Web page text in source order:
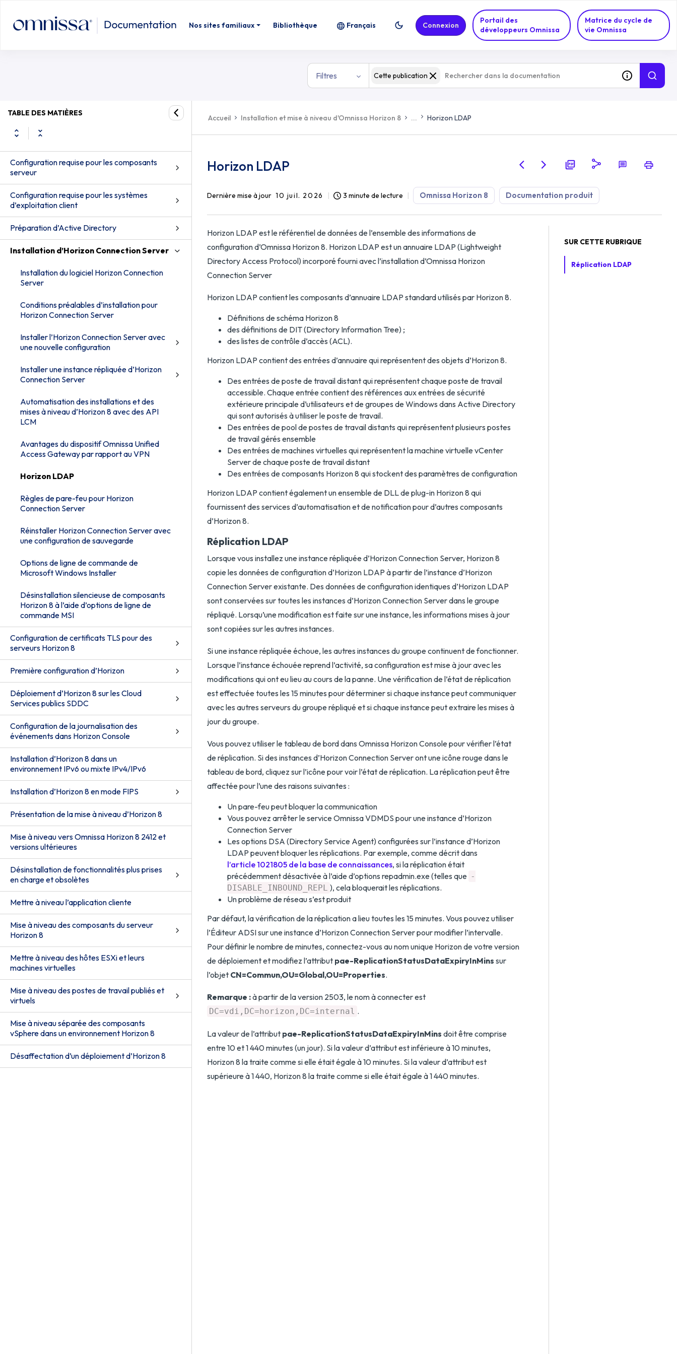
Nos sites familiaux Bibliothèque
Portail des
développeurs Omnissa
Matrice du cycle de
vie Omnissa
Français Connexion
Filtres Cette publication
TABLE DES MATIÈRES
Configuration requise pour les composants
serveur
Configuration requise pour les systèmes
d’exploitation client
Préparation d’Active Directory
Installation d’Horizon Connection Server
Installation du logiciel Horizon Connection
Server
Conditions préalables d’installation pour
Horizon Connection Server
Installer l’Horizon Connection Server avec
une nouvelle configuration
Installer une instance répliquée d’Horizon
Connection Server
Automatisation des installations et des
mises à niveau d’Horizon 8 avec des API
LCM
Avantages du dispositif Omnissa Unified
Access Gateway par rapport au VPN
Horizon LDAP
Règles de pare-feu pour Horizon
Connection Server
Réinstaller Horizon Connection Server avec
une configuration de sauvegarde
Options de ligne de commande de
Microsoft Windows Installer
Désinstallation silencieuse de composants
Horizon 8 à l’aide d’options de ligne de
commande MSI
Configuration de certificats TLS pour des
serveurs Horizon 8
Première configuration d’Horizon
Déploiement d’Horizon 8 sur les Cloud
Services publics SDDC
Configuration de la journalisation des
événements dans Horizon Console
Installation d’Horizon 8 dans un
environnement IPv6 ou mixte IPv4/IPv6
Installation d’Horizon 8 en mode FIPS
Présentation de la mise à niveau d’Horizon 8
Mise à niveau vers Omnissa Horizon 8 2412 et
versions ultérieures
Désinstallation de fonctionnalités plus prises
en charge et obsolètes
Mettre à niveau l’application cliente
Mise à niveau des composants du serveur
Horizon 8
Mettre à niveau des hôtes ESXi et leurs
machines virtuelles
Mise à niveau des postes de travail publiés et
virtuels
Mise à niveau séparée des composants
vSphere dans un environnement Horizon 8
Désaffectation d’un déploiement d’Horizon 8
Accueil Installation et mise à niveau d'Omnissa Horizon 8 ... Horizon LDAP
Horizon LDAP
Dernière mise à jour 10 juil. 2026 3 minute de lecture Omnissa Horizon 8 Documentation produit
Horizon LDAP est le référentiel de données de l’ensemble des informations de
configuration d’Omnissa Horizon 8. Horizon LDAP est un annuaire LDAP (Lightweight
Directory Access Protocol) incorporé fourni avec l’installation d’Omnissa Horizon
Connection Server
Horizon LDAP contient les composants d’annuaire LDAP standard utilisés par Horizon 8.
Définitions de schéma Horizon 8
des définitions de DIT (Directory Information Tree) ;
des listes de contrôle d’accès (ACL).
Horizon LDAP contient des entrées d’annuaire qui représentent des objets d’Horizon 8.
Des entrées de poste de travail distant qui représentent chaque poste de travail
accessible. Chaque entrée contient des références aux entrées de sécurité
extérieure principale d’utilisateurs et de groupes de Windows dans Active Directory
qui sont autorisés à utiliser le poste de travail.
Des entrées de pool de postes de travail distants qui représentent plusieurs postes
de travail gérés ensemble
Des entrées de machines virtuelles qui représentent la machine virtuelle vCenter
Server de chaque poste de travail distant
Des entrées de composants Horizon 8 qui stockent des paramètres de configuration
Horizon LDAP contient également un ensemble de DLL de plug-in Horizon 8 qui
fournissent des services d’automatisation et de notification pour d’autres composants
d’Horizon 8.
Réplication LDAP
Lorsque vous installez une instance répliquée d’Horizon Connection Server, Horizon 8
copie les données de configuration d’Horizon LDAP à partir de l’instance d’Horizon
Connection Server existante. Des données de configuration identiques d’Horizon LDAP
sont conservées sur toutes les instances d’Horizon Connection Server dans le groupe
répliqué. Lorsqu’une modification est faite sur une instance, les informations mises à jour
sont copiées sur les autres instances.
Si une instance répliquée échoue, les autres instances du groupe continuent de fonctionner.
Lorsque l’instance échouée reprend l’activité, sa configuration est mise à jour avec les
modifications qui ont eu lieu au cours de la panne. Une vérification de l’état de réplication
est effectuée toutes les 15 minutes pour déterminer si chaque instance peut communiquer
avec les autres serveurs du groupe répliqué et si chaque instance peut extraire les mises à
jour du groupe.
Vous pouvez utiliser le tableau de bord dans Omnissa Horizon Console pour vérifier l’état
de réplication. Si des instances d’Horizon Connection Server ont une icône rouge dans le
tableau de bord, cliquez sur l’icône pour voir l’état de réplication. La réplication peut être
affectée pour l’une des raisons suivantes :
Un pare-feu peut bloquer la communication
Vous pouvez arrêter le service Omnissa VDMDS pour une instance d’Horizon
Connection Server
Les options DSA (Directory Service Agent) configurées sur l’instance d’Horizon
LDAP peuvent bloquer les réplications. Par exemple, comme décrit dans
l’article 1021805 de la base de connaissances, si la réplication était
précédemment désactivée à l’aide d’options repadmin.exe (telles que -
DISABLE_INBOUND_REPL ), cela bloquerait les réplications.
Un problème de réseau s’est produit
Par défaut, la vérification de la réplication a lieu toutes les 15 minutes. Vous pouvez utiliser
l’Éditeur ADSI sur une instance d’Horizon Connection Server pour modifier l’intervalle.
Pour définir le nombre de minutes, connectez-vous au nom unique Horizon de votre version
de déploiement et modifiez l’attribut pae-ReplicationStatusDataExpiryInMins sur
l’objet CN=Commun,OU=Global,OU=Properties.
Remarque :à partir de la version 2503, le nom à connecter est
DC=vdi,DC=horizon,DC=internal .
La valeur de l’attribut pae-ReplicationStatusDataExpiryInMins doit être comprise
entre 10 et 1 440 minutes (un jour). Si la valeur d’attribut est inférieure à 10 minutes,
Horizon 8 la traite comme si elle était égale à 10 minutes. Si la valeur d’attribut est
supérieure à 1 440, Horizon 8 la traite comme si elle était égale à 1 440 minutes.
SUR CETTE RUBRIQUE
Réplication LDAP